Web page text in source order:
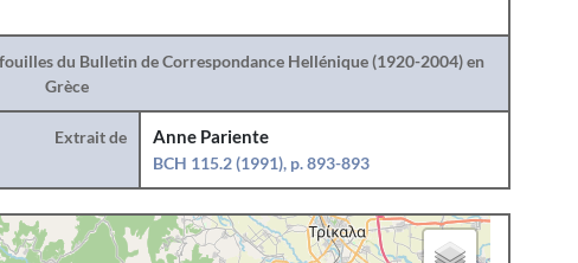
du Bulletin de Correspondance Hellénique (1920-2004) en
Grèce
Extrait de
Anne Pariente
BCH 115.2 (1991), p. 893-893